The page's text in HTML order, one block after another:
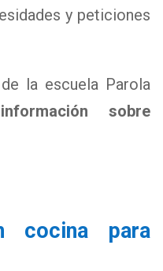
y peticiones
la escuela Parola
sobre
cocina para